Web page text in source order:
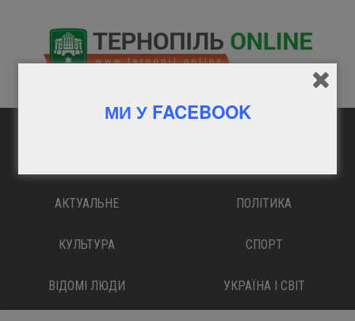
АКТУАЛЬНЕ ПОЛІТИКА
КУЛЬТУРА СПОРТ
ВІДОМІ ЛЮДИ УКРАЇНА І СВІТ
МИ У FACEBOOK